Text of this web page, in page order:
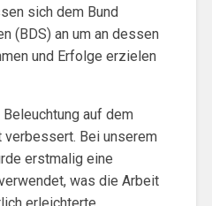
sich dem Bund
(BDS) an um an dessen
und Erfolge erzielen
auf dem
verbessert. Bei unserem
erstmalig eine
was die Arbeit